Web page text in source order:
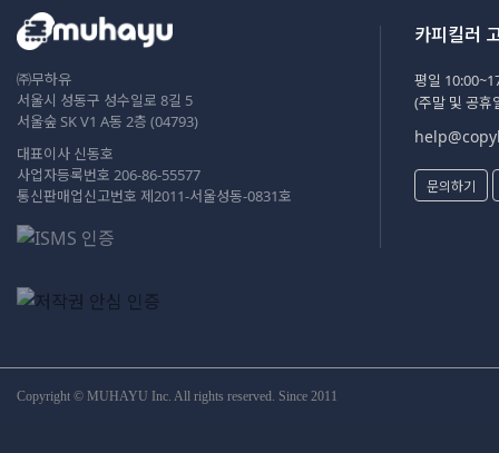
㈜무하유
서울시 성동구 성수일로 8길 5
서울숲 SK V1 A동 2층 (04793)
대표이사 신동호
사업자등록번호 206-86-55577
통신판매업신고번호 제2011-서울성동-0831호
카피킬러
평일
(주말 및 공휴
문의하기
Copyright © MUHAYU Inc. All rights reserved. Since 2011